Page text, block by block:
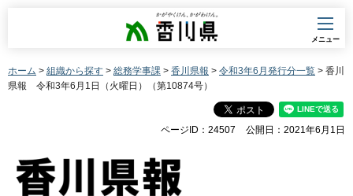
香川県
メニュー
ホーム > 組織から探す > 総務学事課 > 香川県報 > 令和3年6月発行分一覧 > 香川
県報 令和3年6月1日（火曜日）（第10874号）
ページID：24507 公開日：2021年6月1日